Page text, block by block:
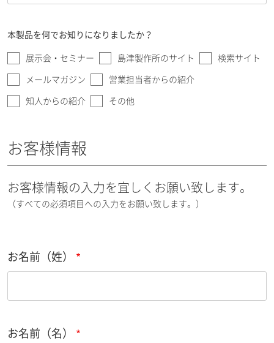
本製品を何でお知りになりましたか？
展示会・セミナー 島津製作所のサイト 検索サイト
メールマガジン 営業担当者からの紹介
知人からの紹介 その他
お客様情報
お客様情報の入力を宜しくお願い致します。
（すべての必須項目への入力をお願い致します。）
お名前（姓）
お名前（名）